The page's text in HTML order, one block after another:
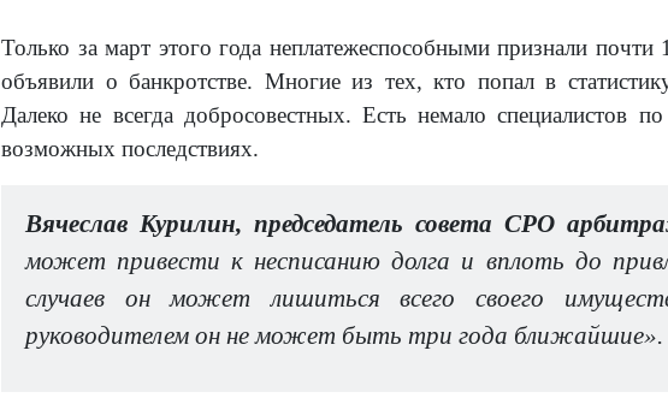
Только за март этого года неплатежеспособными признали
объявили о банкротстве. Многие из тех, кто попал в
Далеко не всегда добросовестных. Есть немало специалистов
возможных последствиях.
Вячеслав Курилин, председатель совета СРО
может привести к несписанию долга и вплоть до
случаев он может лишиться всего своего
руководителем он не может быть три года ближайшие».